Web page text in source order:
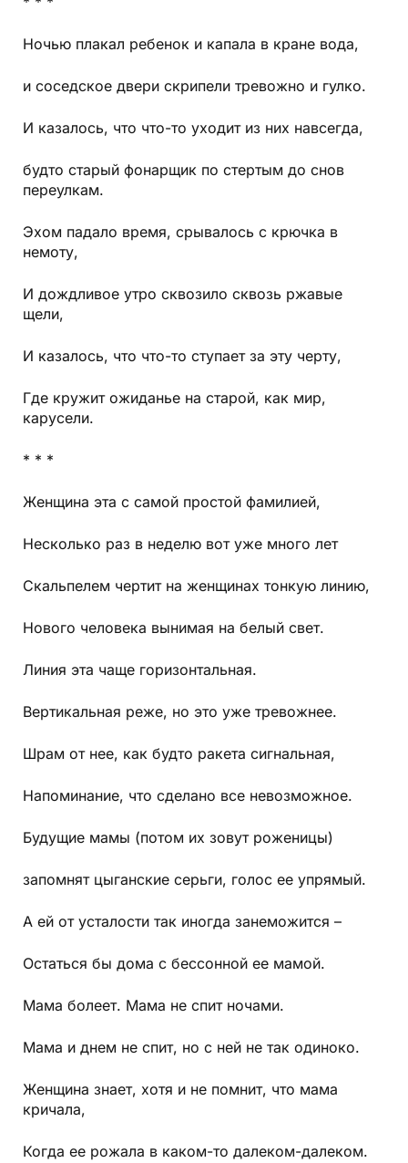
Ночью плакал ребенок и капала в кране вода,
и соседское двери скрипели тревожно и гулко.
И казалось, что что-то уходит из них навсегда,
будто старый фонарщик по стертым до снов
переулкам.
Эхом падало время, срывалось с крючка в
немоту,
И дождливое утро сквозило сквозь ржавые
щели,
И казалось, что что-то ступает за эту черту,
Где кружит ожиданье на старой, как мир,
карусели.
* * *
Женщина эта с самой простой фамилией,
Несколько раз в неделю вот уже много лет
Скальпелем чертит на женщинах тонкую линию,
Нового человека вынимая на белый свет.
Линия эта чаще горизонтальная.
Вертикальная реже, но это уже тревожнее.
Шрам от нее, как будто ракета сигнальная,
Напоминание, что сделано все невозможное.
Будущие мамы (потом их зовут роженицы)
запомнят цыганские серьги, голос ее упрямый.
А ей от усталости так иногда занеможится –
Остаться бы дома с бессонной ее мамой.
Мама болеет. Мама не спит ночами.
Мама и днем не спит, но с ней не так одиноко.
Женщина знает, хотя и не помнит, что мама
кричала,
Когда ее рожала в каком-то далеком-далеком.